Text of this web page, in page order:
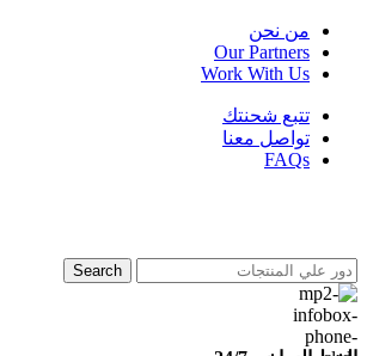
من نحن
Our Partners
Work With Us
تتبع شحنتك
تواصل معنا
FAQs
Search